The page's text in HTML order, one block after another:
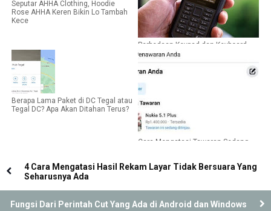
Seputar AHHA Clothing, Hoodie
Rose AHHA Keren Bikin Lo Tambah
Kece
Perbedaan Keypad dan Keyboard,
Ternyata Tidak Sama
Berapa Lama Paket di DC Tegal atau
Tegal DC? Apa Akan Ditahan Terus?
Cara Mengatasi Tawaran Sedang
4 Cara Mengatasi Hasil Rekam Layar Tidak Bersuara Yang
Seharusnya Ada
Fungsi Dari Perintah Cut Yang Ada di Android dan Windows